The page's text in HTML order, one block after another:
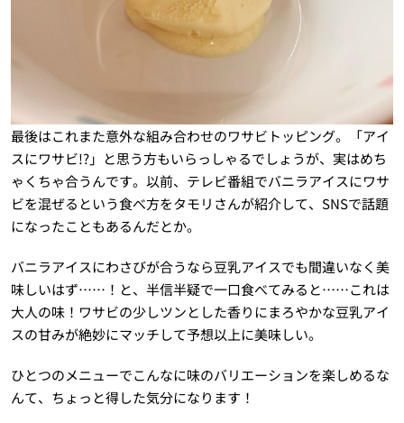
最後はこれまた意外な組み合わせのワサビトッピング。「アイ
スにワサビ!?」と思う方もいらっしゃるでしょうが、実はめち
ゃくちゃ合うんです。以前、テレビ番組でバニラアイスにワサ
ビを混ぜるという食べ方をタモリさんが紹介して、SNSで話題
になったこともあるんだとか。
バニラアイスにわさびが合うなら豆乳アイスでも間違いなく美
味しいはず……！と、半信半疑で一口食べてみると……これは
大人の味！ワサビの少しツンとした香りにまろやかな豆乳アイ
スの甘みが絶妙にマッチして予想以上に美味しい。
ひとつのメニューでこんなに味のバリエーションを楽しめるな
んて、ちょっと得した気分になります！